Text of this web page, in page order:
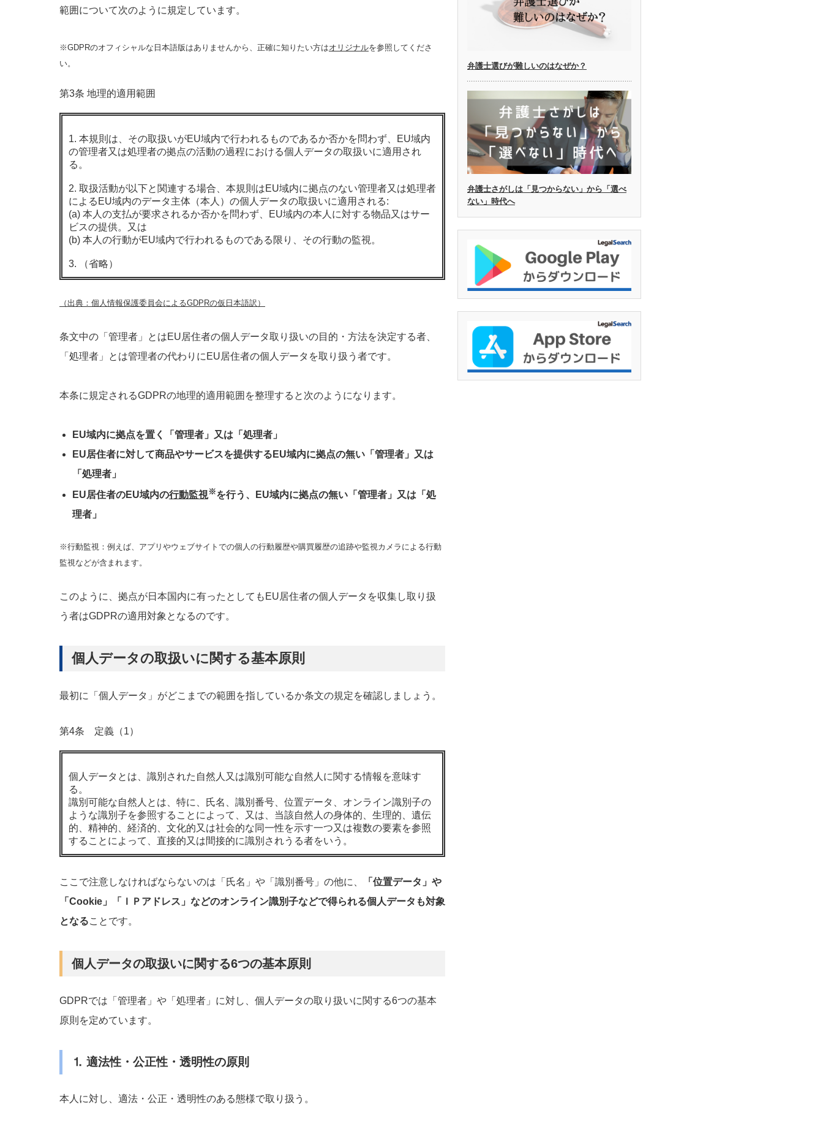
範囲について次のように規定しています。
※GDPRのオフィシャルな日本語版はありませんから、正確に知りたい方はオリジナルを参照してくださ
い。
第3条 地理的適用範囲
1. 本規則は、その取扱いがEU域内で行われるものであるか否かを問わず、EU域内
の管理者又は処理者の拠点の活動の過程における個人データの取扱いに適用され
る。
2. 取扱活動が以下と関連する場合、本規則はEU域内に拠点のない管理者又は処理者
によるEU域内のデータ主体（本人）の個人データの取扱いに適用される:
(a) 本人の支払が要求されるか否かを問わず、EU域内の本人に対する物品又はサー
ビスの提供。又は
(b) 本人の行動がEU域内で行われるものである限り、その行動の監視。
3. （省略）
（出典：個人情報保護委員会によるGDPRの仮日本語訳）
条文中の「管理者」とはEU居住者の個人データ取り扱いの目的・方法を決定する者、
「処理者」とは管理者の代わりにEU居住者の個人データを取り扱う者です。
本条に規定されるGDPRの地理的適用範囲を整理すると次のようになります。
EU域内に拠点を置く「管理者」又は「処理者」
EU居住者に対して商品やサービスを提供するEU域内に拠点の無い「管理者」又は
「処理者」
EU居住者のEU域内の行動監視※を行う、EU域内に拠点の無い「管理者」又は「処
理者」
※行動監視：例えば、アプリやウェブサイトでの個人の行動履歴や購買履歴の追跡や監視カメラによる行動
監視などが含まれます。
このように、拠点が日本国内に有ったとしてもEU居住者の個人データを収集し取り扱
う者はGDPRの適用対象となるのです。
個人データの取扱いに関する基本原則
最初に「個人データ」がどこまでの範囲を指しているか条文の規定を確認しましょう。
第4条 定義（1）
個人データとは、識別された自然人又は識別可能な自然人に関する情報を意味す
る。
識別可能な自然人とは、特に、氏名、識別番号、位置データ、オンライン識別子の
ような識別子を参照することによって、又は、当該自然人の身体的、生理的、遺伝
的、精神的、経済的、文化的又は社会的な同一性を示す一つ又は複数の要素を参照
することによって、直接的又は間接的に識別されうる者をいう。
ここで注意しなければならないのは「氏名」や「識別番号」の他に、
「位置データ」や
「Cookie」「ＩＰアドレス」などのオンライン識別子などで得られる個人データも対象
となることです。
個人データの取扱いに関する6つの基本原則
GDPRでは「管理者」や「処理者」に対し、個人データの取り扱いに関する6つの基本
原則を定めています。
⒈ 適法性・公正性・透明性の原則
本人に対し、適法・公正・透明性のある態様で取り扱う。
弁護士選びが難しいのはなぜか？
弁護士さがしは「見つからない」から「選べ
ない」時代へ